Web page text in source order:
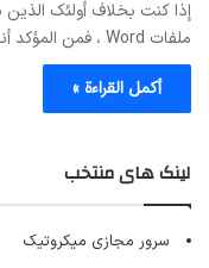
إذا کنت بخلاف أولئک
ملفات Word ، فمن المؤکد أنک توصلت إلى خطه…
أكمل القراءة »
لینک های منتخب
سرور مجازی میکروتیک